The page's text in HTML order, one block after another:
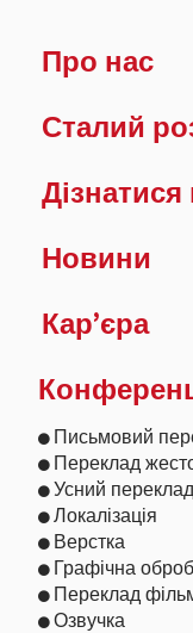
Про нас
Сталий
Дізнатися
Новини
Кар’єра
Письмовий
Переклад
Усний
Локалізація
Верстка
Графічна
Переклад
Озвучка